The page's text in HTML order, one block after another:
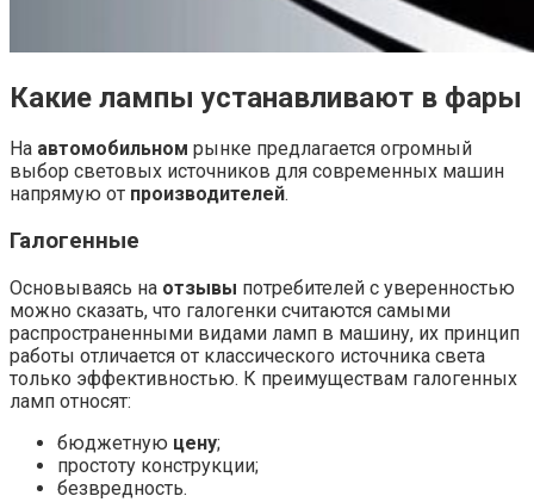
Какие лампы устанавливают в фары
На автомобильном рынке предлагается огромный
выбор световых источников для современных машин
напрямую от производителей.
Галогенные
Основываясь на отзывы потребителей с уверенностью
можно сказать, что галогенки считаются самыми
распространенными видами ламп в машину, их принцип
работы отличается от классического источника света
только эффективностью. К преимуществам галогенных
ламп относят:
бюджетную цену;
простоту конструкции;
безвредность.